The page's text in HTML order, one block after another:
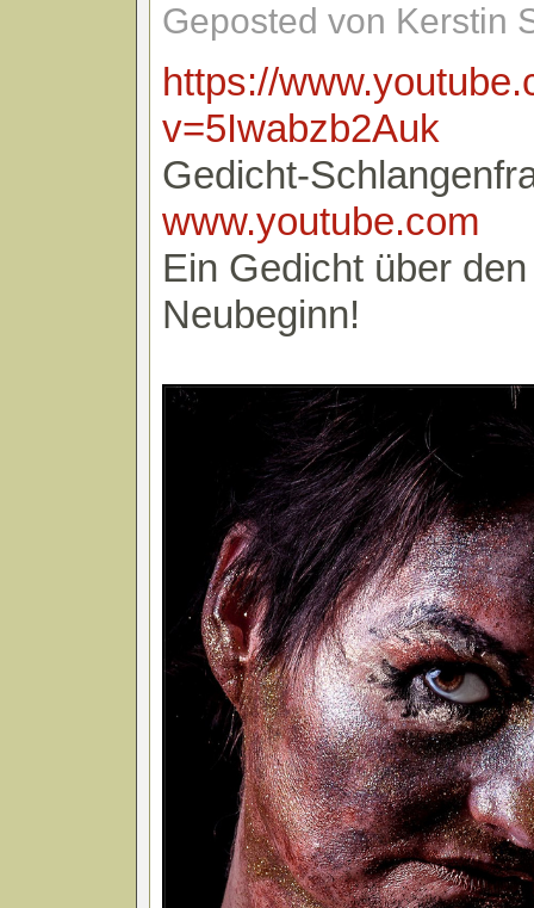
Geposted von Kerstin
https://
v=5Iwabzb2Auk
Gedicht-
www.youtube.com
Ein Gedicht über
Neubeginn!